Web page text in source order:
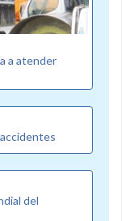
a atender
del